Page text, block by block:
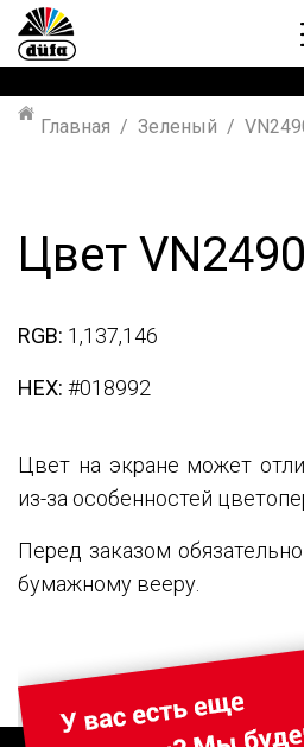
Главная Зеленый
Цвет VN2490
RGB: 1,137,146
HEX: #018992
Цвет на экране может
из-за особенностей
Перед заказом
бумажному вееру.